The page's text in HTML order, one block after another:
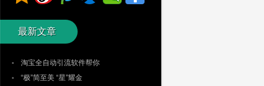
最新文章
淘宝全自动引流软件帮你
“极”简至美 “星”耀金